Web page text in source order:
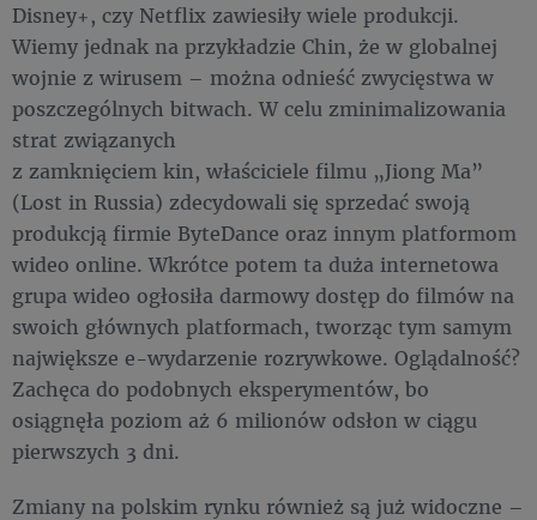
Disney+, czy Netflix zawiesiły wiele produkcji.
Wiemy jednak na przykładzie Chin, że w globalnej
wojnie z wirusem – można odnieść zwycięstwa w
poszczególnych bitwach. W celu zminimalizowania
strat związanych
z zamknięciem kin, właściciele filmu „Jiong Ma”
(Lost in Russia) zdecydowali się sprzedać swoją
produkcją firmie ByteDance oraz innym platformom
wideo online. Wkrótce potem ta duża internetowa
grupa wideo ogłosiła darmowy dostęp do filmów na
swoich głównych platformach, tworząc tym samym
największe e-wydarzenie rozrywkowe. Oglądalność?
Zachęca do podobnych eksperymentów, bo
osiągnęła poziom aż 6 milionów odsłon w ciągu
pierwszych 3 dni.
Zmiany na polskim rynku również są już widoczne –